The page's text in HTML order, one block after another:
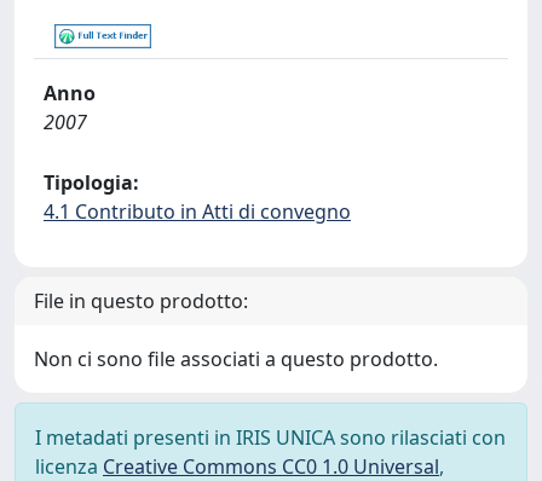
Anno
2007
Tipologia:
4.1 Contributo in Atti di convegno
File in questo prodotto:
Non ci sono file associati a questo prodotto.
I metadati presenti in IRIS UNICA sono rilasciati con
licenza Creative Commons CC0 1.0 Universal,